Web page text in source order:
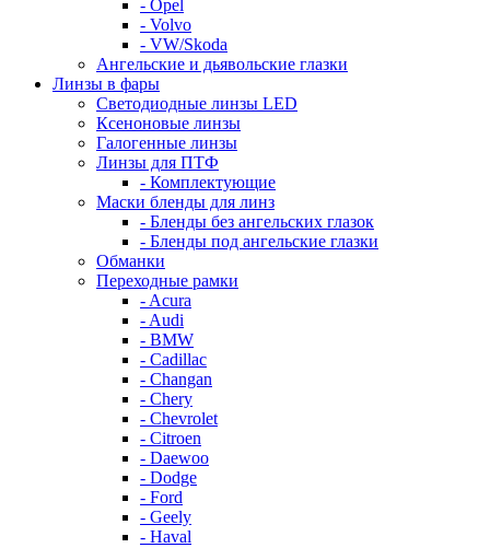
- Opel
- Volvo
- VW/Skoda
Ангельские и дьявольские глазки
Линзы в фары
Светодиодные линзы LED
Ксеноновые линзы
Галогенные линзы
Линзы для ПТФ
- Комплектующие
Маски бленды для линз
- Бленды без ангельских глазок
- Бленды под ангельские глазки
Обманки
Переходные рамки
- Acura
- Audi
- BMW
- Cadillac
- Changan
- Chery
- Chevrolet
- Citroen
- Daewoo
- Dodge
- Ford
- Geely
- Haval